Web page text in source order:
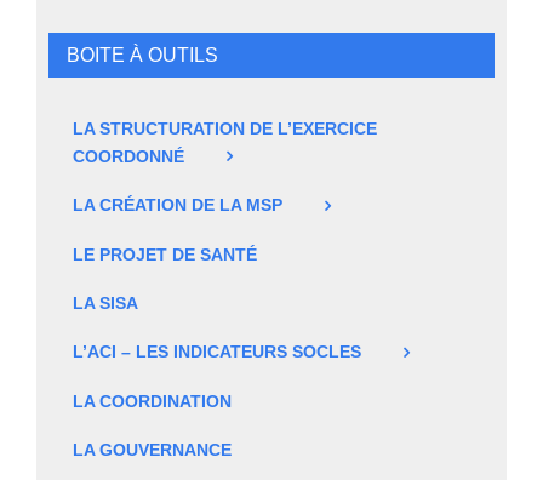
BOITE À OUTILS
LA STRUCTURATION DE L’EXERCICE
COORDONNÉ
LA CRÉATION DE LA MSP
LE PROJET DE SANTÉ
LA SISA
L’ACI – LES INDICATEURS SOCLES
LA COORDINATION
LA GOUVERNANCE